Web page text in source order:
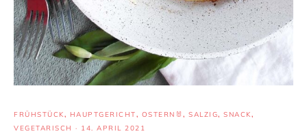
FRÜHSTÜCK, HAUPTGERICHT, OSTERN🐰 , SALZIG, SNACK,
VEGETARISCH · 14. APRIL 2021